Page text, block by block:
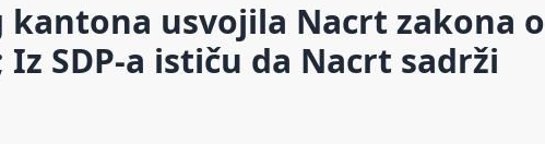
kantona usvojila Nacrt zakona o
SDP-a ističu da Nacrt sadrži